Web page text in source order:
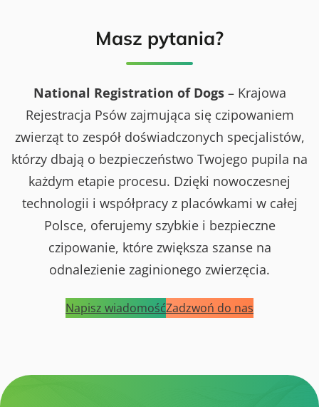
Masz pytania?
National Registration of Dogs– Krajowa
Rejestracja Psów zajmująca się czipowaniem
zwierząt to zespół doświadczonych specjalistów,
którzy dbają o bezpieczeństwo Twojego pupila na
każdym etapie procesu. Dzięki nowoczesnej
technologii i współpracy z placówkami w całej
Polsce, oferujemy szybkie i bezpieczne
czipowanie, które zwiększa szanse na
odnalezienie zaginionego zwierzęcia.
Napisz wiadomośćZadzwoń do nas